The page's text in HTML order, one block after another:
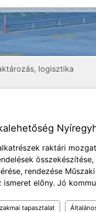
logisztika
raktári
rendezése
előny. Jó
tapasztalat